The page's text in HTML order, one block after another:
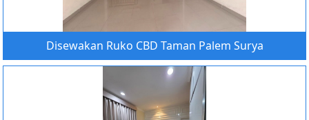
Disewakan Ruko CBD Taman Palem Surya